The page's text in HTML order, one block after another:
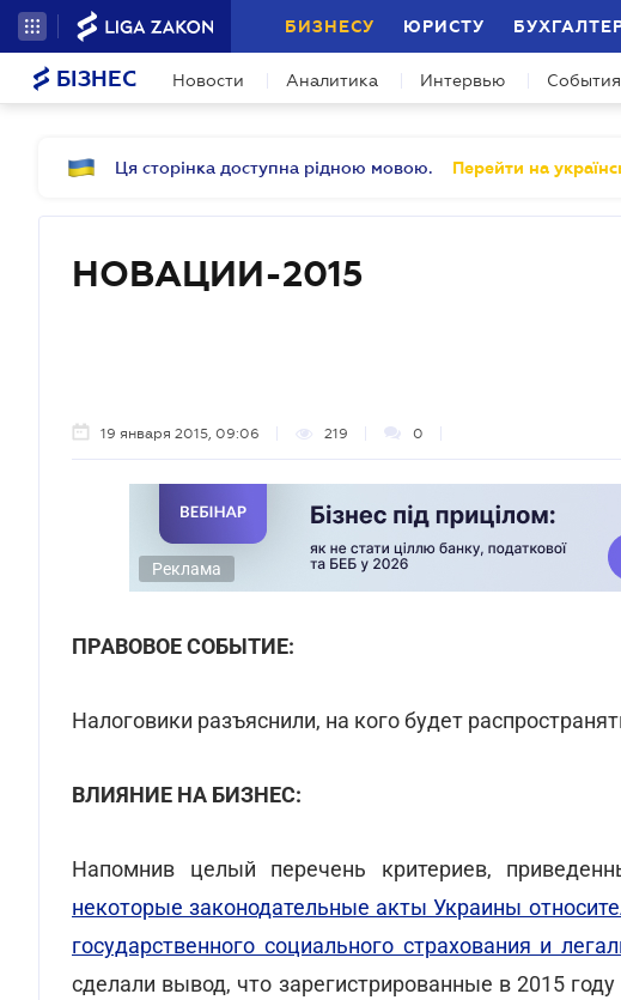
БИЗНЕСУ ЮРИСТУ
БІЗНЕС Новости Аналитика Интервью События
Ця сторінка доступна рідною мовою. Перейти на
НОВАЦИИ-2015
19 января 2015, 09:06 219 0
Реклама
ПРАВОВОЕ СОБЫТИЕ:
Налоговики разъяснили, на кого будет
ВЛИЯНИЕ НА БИЗНЕС:
Напомнив целый перечень критериев,
некоторые законодательные акты Украины
государственного социального страхования и
сделали вывод, что зарегистрированные в 2015